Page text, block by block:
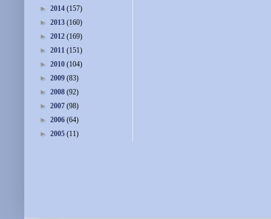
► 2014 (157)
► 2013 (160)
► 2012 (169)
► 2011 (151)
► 2010 (104)
► 2009 (83)
► 2008 (92)
► 2007 (98)
► 2006 (64)
► 2005 (11)